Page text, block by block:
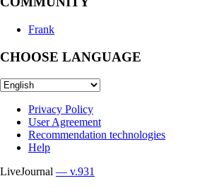
Frank
CHOOSE LANGUAGE
Privacy Policy
User Agreement
Recommendation technologies
Help
LiveJournal — v.931